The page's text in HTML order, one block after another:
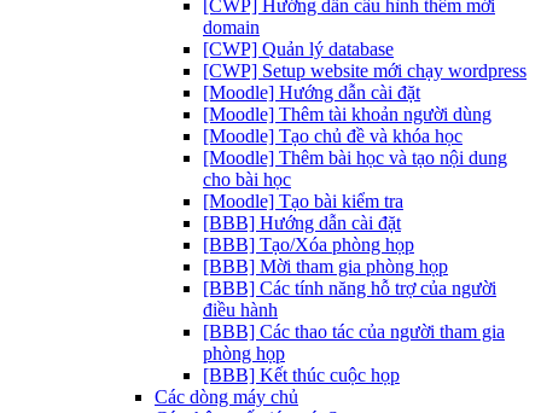
[CWP] Hướng dẫn cấu hình thêm mới
domain
[CWP] Quản lý database
[CWP] Setup website mới chạy wordpress
[Moodle] Hướng dẫn cài đặt
[Moodle] Thêm tài khoản người dùng
[Moodle] Tạo chủ đề và khóa học
[Moodle] Thêm bài học và tạo nội dung
cho bài học
[Moodle] Tạo bài kiểm tra
[BBB] Hướng dẫn cài đặt
[BBB] Tạo/Xóa phòng họp
[BBB] Mời tham gia phòng họp
[BBB] Các tính năng hỗ trợ của người
điều hành
[BBB] Các thao tác của người tham gia
phòng họp
[BBB] Kết thúc cuộc họp
Các dòng máy chủ